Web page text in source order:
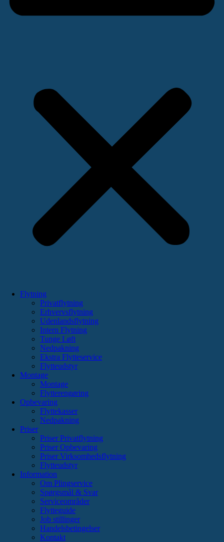
Flytning
Privatflytning
Erhvervsflytning
Udenlandsflytning
Intern Flytning
Tunge Løft
Nedpakning
Ekstra Flytteservice
Flytteudstyr
Montage
Montage
Flytterengøring
Opbevaring
Flyttekasser
Nedpakning
Priser
Priser Privatflytning
Priser Opbevaring
Priser Virksomhedsflytning
Flytteudstyr
Information
Om Plingservice
Spørgsmål & Svar
Serviceområder
Flytteguide
Job stillinger
Handelsbetingelser
Kontakt